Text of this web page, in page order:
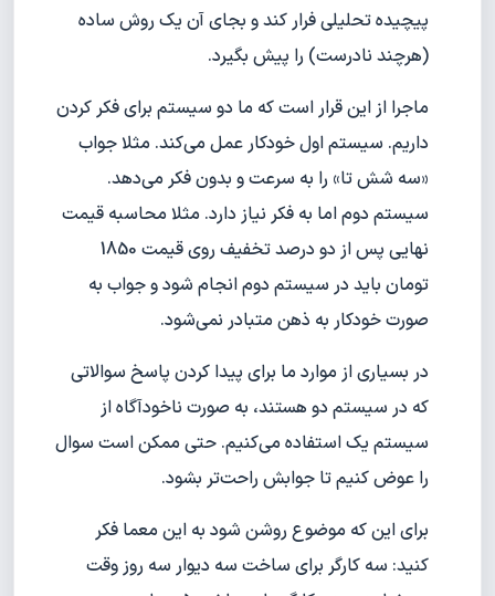
پیچیده تحلیلی فرار کند و بجای آن یک روش ساده
(هرچند نادرست) را پیش بگیرد.
ماجرا از این قرار است که ما دو سیستم برای فکر کردن
داریم. سیستم اول خودکار عمل می‌کند. مثلا جواب
«سه شش تا» را به سرعت و بدون فکر می‌دهد.
سیستم دوم اما به فکر نیاز دارد. مثلا محاسبه قیمت
نهایی پس از دو درصد تخفیف روی قیمت 1850
تومان باید در سیستم دوم انجام شود و جواب به
صورت خودکار به ذهن متبادر نمی‌شود.
در بسیاری از موارد ما برای پیدا کردن پاسخ سوالاتی
که در سیستم دو هستند، به صورت ناخودآگاه از
سیستم یک استفاده می‌کنیم. حتی ممکن است سوال
را عوض کنیم تا جوابش راحت‌تر بشود.
برای این که موضوع روشن شود به این معما فکر
کنید: سه کارگر برای ساخت سه دیوار سه روز وقت